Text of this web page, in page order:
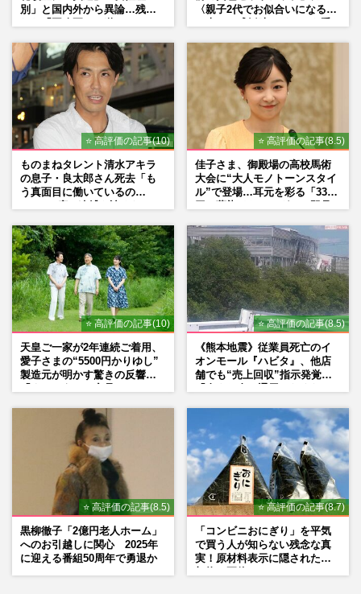
別」と国内外から異論…残さ
〈親子2代でお似合いになる〉
⭐ 高評価の記事(10)
ものまねタレント清水アキラ
の息子・良太郎さん死去「も
う真面目に働いているの
⭐ 高評価の記事(8.5)
佳子さま、御殿場の高校馬術
大会に“大人モノトーンスタイ
ル”で登場…耳元を彩る「3300
⭐ 高評価の記事(10)
天皇ご一家が2年連続ご着用、
愛子さまの“5500円かりゆし”
製造元が明かす驚きの反響
⭐ 高評価の記事(8.5)
《熊本地震》従業員死亡のイ
オンモール『ハビタ』、他店
舗でも“売上回収”指示発覚で
⭐ 高評価の記事(8.5)
黒柳徹子「2億円老人ホーム」
へのお引越しに関心 2025年
に迎える番組50周年で勇退か
⭐ 高評価の記事(8.7)
「コンビニおにぎり」を平気
で買う人が知らない残念な真
実！原材料表示に隠された添